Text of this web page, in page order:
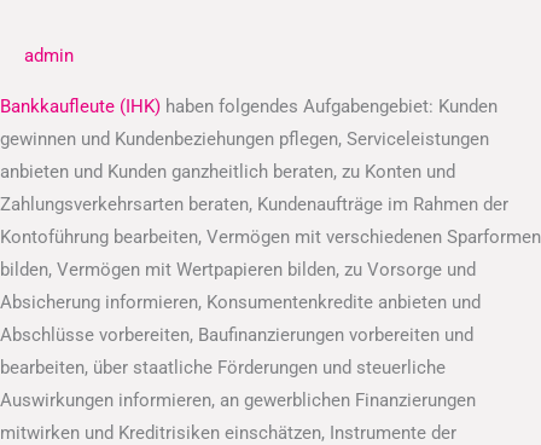
admin
Bankkaufleute (IHK) haben folgendes Aufgabengebiet: Kunden
gewinnen und Kundenbeziehungen pflegen, Serviceleistungen
anbieten und Kunden ganzheitlich beraten, zu Konten und
Zahlungsverkehrsarten beraten, Kundenaufträge im Rahmen der
Kontoführung bearbeiten, Vermögen mit verschiedenen Sparformen
bilden, Vermögen mit Wertpapieren bilden, zu Vorsorge und
Absicherung informieren, Konsumentenkredite anbieten und
Abschlüsse vorbereiten, Baufinanzierungen vorbereiten und
bearbeiten, über staatliche Förderungen und steuerliche
Auswirkungen informieren, an gewerblichen Finanzierungen
mitwirken und Kreditrisiken einschätzen, Instrumente der